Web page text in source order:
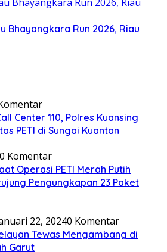
Bhayangkara Run 2026, Riau
Center 110, Polres Kuansing
PETI di Sungai Kuantan
0 Komentar
Operasi PETI Merah Putih
Pengungkapan 23 Paket
22, 20240 Komentar
Tewas Mengambang di
Garut